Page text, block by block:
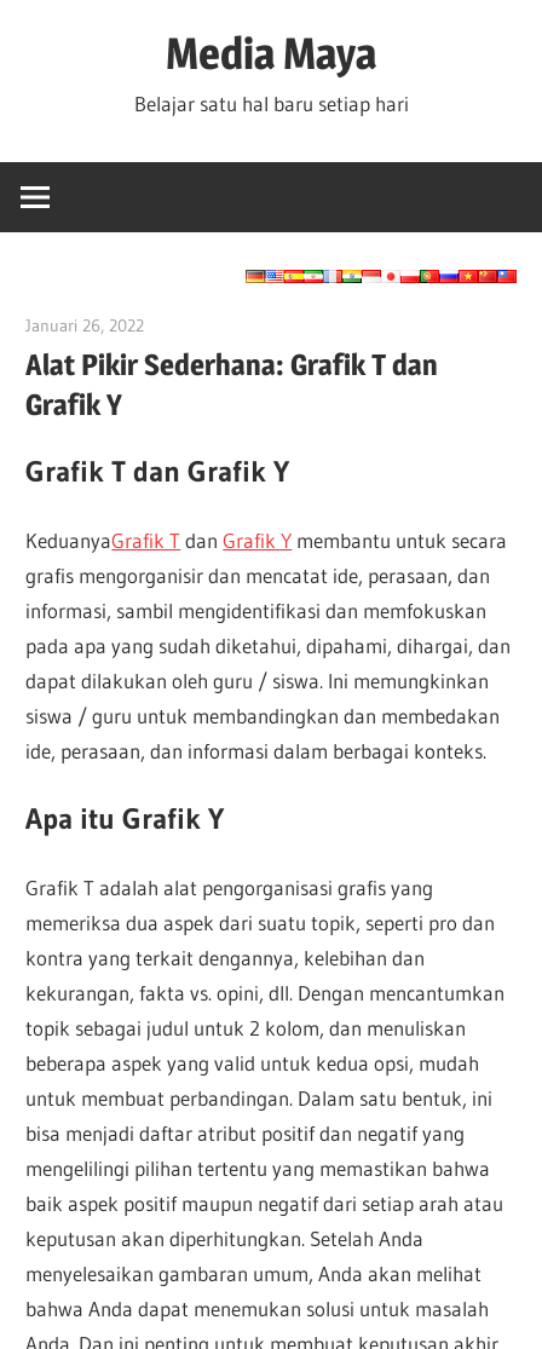
Media Maya
Belajar satu hal baru setiap hari
Januari 26, 2022
Alat Pikir Sederhana: Grafik T dan
Grafik Y
Grafik T dan Grafik Y
KeduanyaGrafik TdanGrafik Y membantu untuk secara
grafis mengorganisir dan mencatat ide, perasaan, dan
informasi, sambil mengidentifikasi dan memfokuskan
pada apa yang sudah diketahui, dipahami, dihargai, dan
dapat dilakukan oleh guru / siswa. Ini memungkinkan
siswa / guru untuk membandingkan dan membedakan
ide, perasaan, dan informasi dalam berbagai konteks.
Apa itu Grafik Y
Grafik T adalah alat pengorganisasi grafis yang
memeriksa dua aspek dari suatu topik, seperti pro dan
kontra yang terkait dengannya, kelebihan dan
kekurangan, fakta vs. opini, dll. Dengan mencantumkan
topik sebagai judul untuk 2 kolom, dan menuliskan
beberapa aspek yang valid untuk kedua opsi, mudah
untuk membuat perbandingan. Dalam satu bentuk, ini
bisa menjadi daftar atribut positif dan negatif yang
mengelilingi pilihan tertentu yang memastikan bahwa
baik aspek positif maupun negatif dari setiap arah atau
keputusan akan diperhitungkan. Setelah Anda
menyelesaikan gambaran umum, Anda akan melihat
bahwa Anda dapat menemukan solusi untuk masalah
Anda. Dan ini penting untuk membuat keputusan akhir.